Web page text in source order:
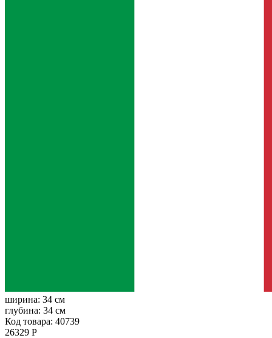
ширина: 34 см
глубина: 34 см
Код товара: 40739
26329 Р